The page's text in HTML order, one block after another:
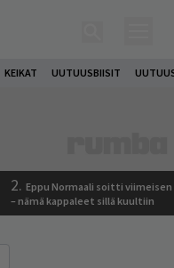
KEIKAT UUTUUSBIISIT
2. Eppu Normaali soitti viimeisen
– nämä kappaleet sillä kuultiin